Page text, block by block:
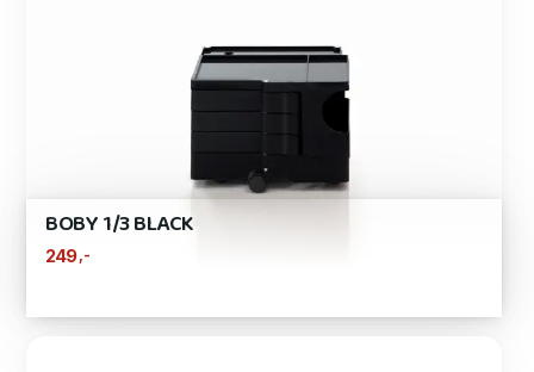
BOBY 1/3 BLACK
249 ,-